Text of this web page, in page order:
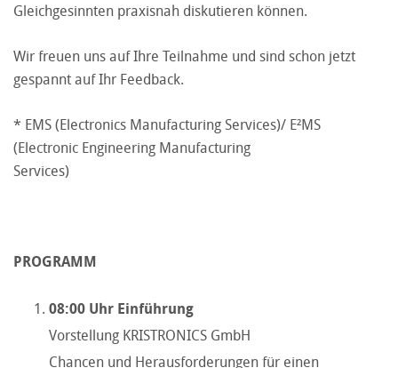
Gleichgesinnten praxisnah diskutieren können.
Wir freuen uns auf Ihre Teilnahme und sind schon jetzt
gespannt auf Ihr Feedback.
* EMS (Electronics Manufacturing Services)/ E²MS
(Electronic Engineering Manufacturing
Services)
PROGRAMM
08:00 Uhr Einführung
Vorstellung KRISTRONICS GmbH
Chancen und Herausforderungen für einen